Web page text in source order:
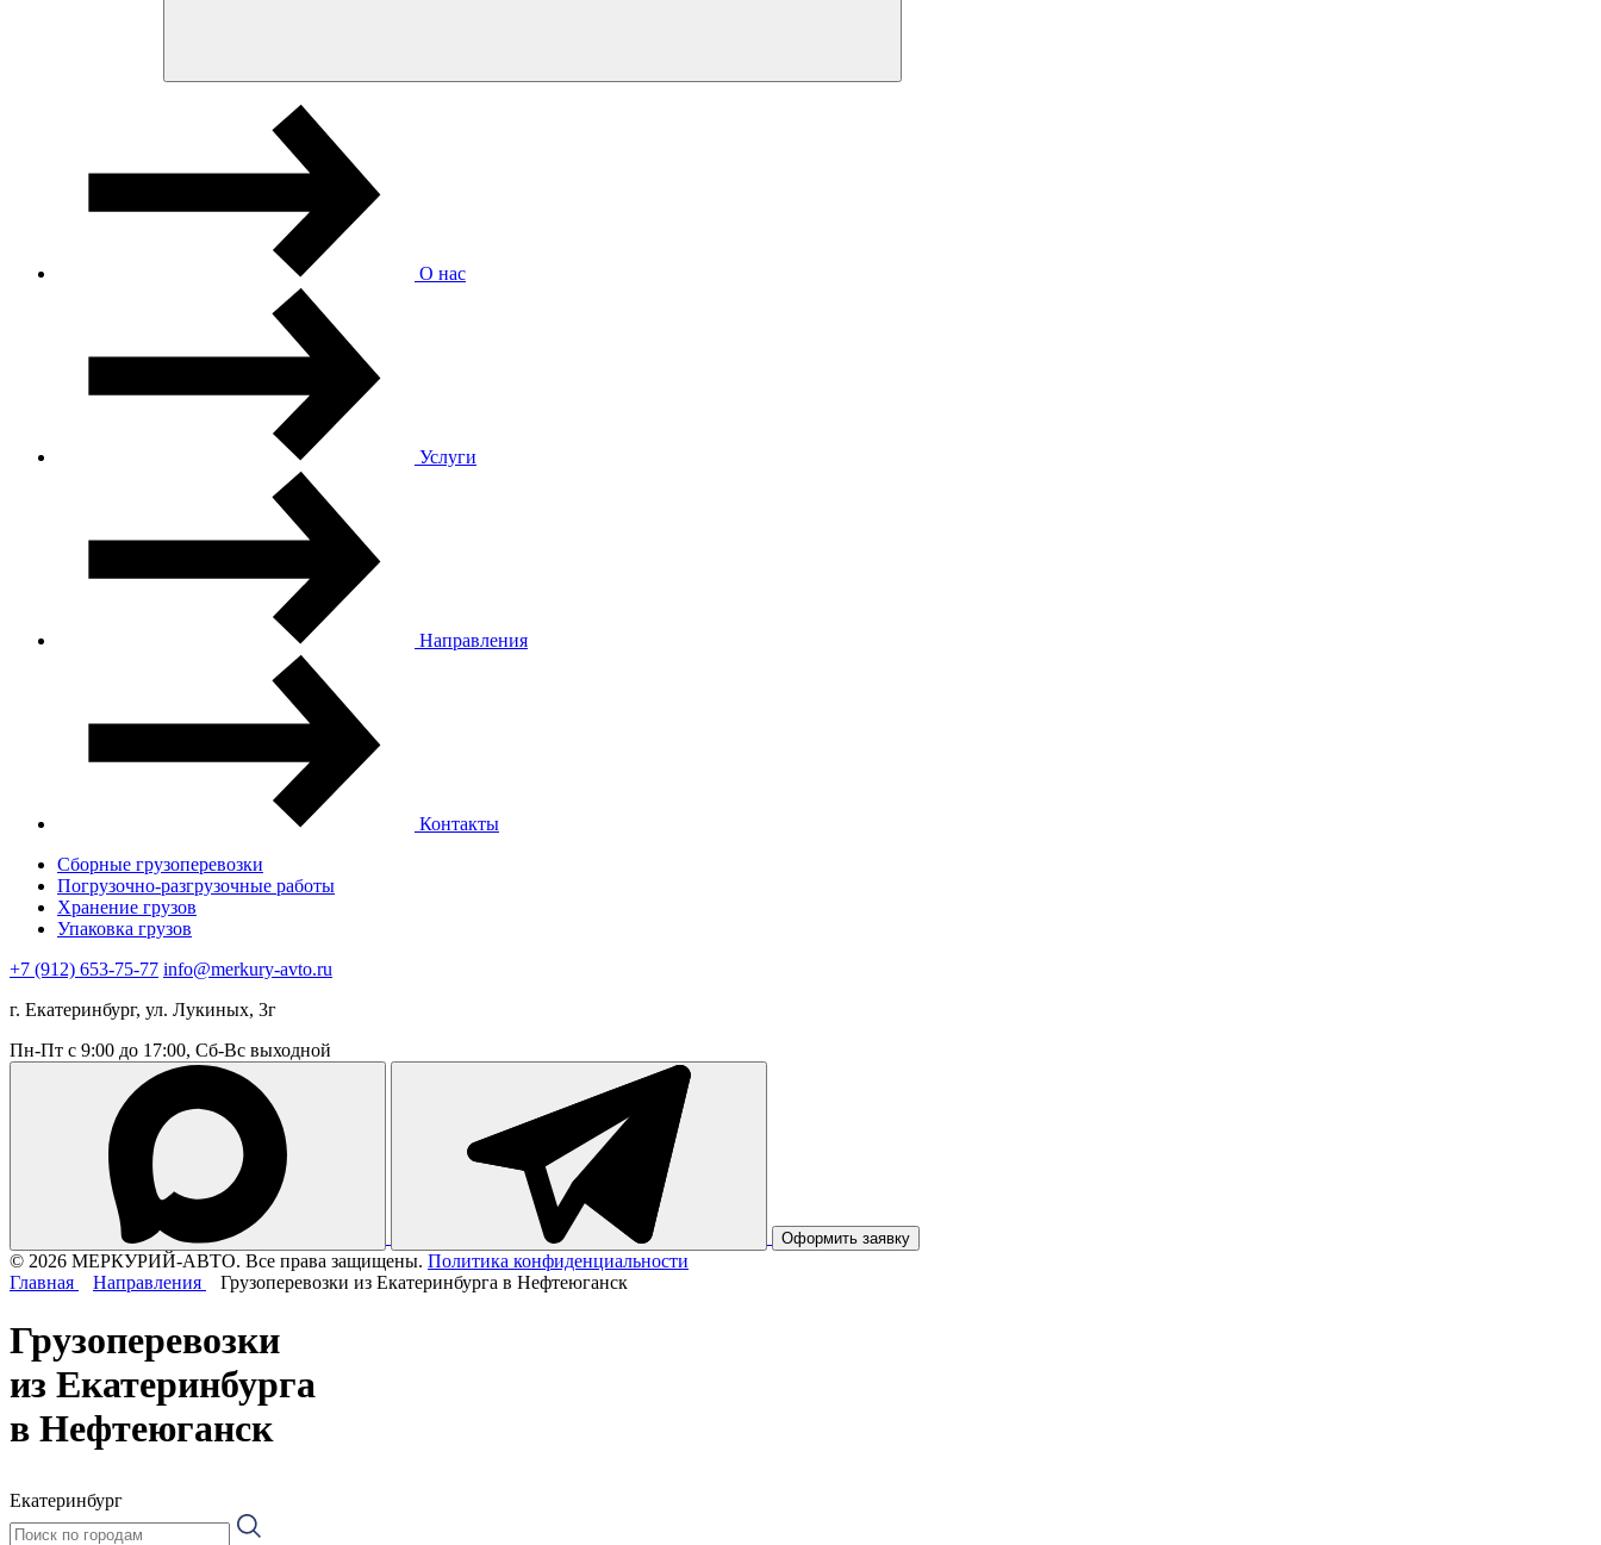
О нас
Услуги
Направления
Контакты
Сборные грузоперевозки
Погрузочно-разгрузочные работы
Хранение грузов
Упаковка грузов
+7 (912) 653-75-77 info@merkury-avto.ru
г. Екатеринбург, ул. Лукиных, 3г
Пн-Пт с 9:00 до 17:00, Сб-Вс выходной
Оформить заявку
© 2026 МЕРКУРИЙ-АВТО. Все права защищены. Политика конфиденциальности
Главная
Направления Грузоперевозки из Екатеринбурга в Нефтеюганск
Грузоперевозки
из Екатеринбурга
в Нефтеюганск
Екатеринбург